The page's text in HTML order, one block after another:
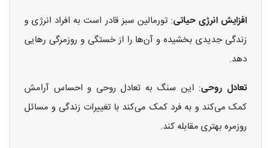
افزایش انرژی حیاتی: تورمالین سبز قادر است به افراد انرژی و
زندگی جدیدی بخشیده و آن‌ها را از خستگی و روزمرگی رهایی
دهد.
تعادل روحی: این سنگ به تعادل روحی و احساس آرامش
کمک می‌کند و به فرد کمک می‌کند با تغییرات زندگی و مسائل
روزمره بهتری مقابله کند.